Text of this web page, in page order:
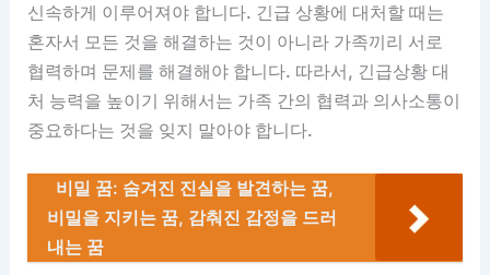
신속하게 이루어져야 합니다. 긴급 상황에 대처할 때는
혼자서 모든 것을 해결하는 것이 아니라 가족끼리 서로
협력하며 문제를 해결해야 합니다. 따라서, 긴급상황 대
처 능력을 높이기 위해서는 가족 간의 협력과 의사소통이
중요하다는 것을 잊지 말아야 합니다.
비밀 꿈: 숨겨진 진실을 발견하는 꿈,
비밀을 지키는 꿈, 감춰진 감정을 드러
내는 꿈